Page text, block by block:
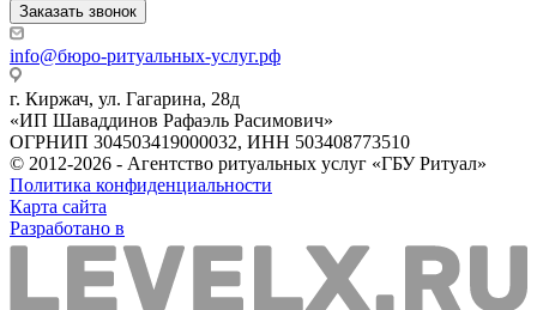
Заказать звонок
info@бюро-ритуальных-услуг.рф
г. Киржач, ул. Гагарина, 28д
«ИП Шаваддинов Рафаэль Расимович»
ОГРНИП 304503419000032, ИНН 503408773510
© 2012-2026 - Агентство ритуальных услуг «ГБУ Ритуал»
Политика конфиденциальности
Карта сайта
Разработано в